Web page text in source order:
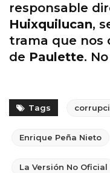
responsable
Huixquilucan,
trama que nos
de Paulette.
Tags
Enrique Peña Nieto
La Versión No Oficial